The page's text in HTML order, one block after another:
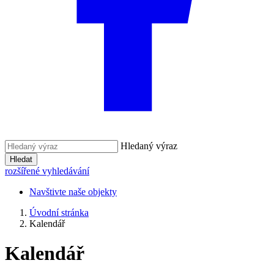
Hledaný výraz
Hledat
rozšířené vyhledávání
Navštivte naše objekty
Úvodní stránka
Kalendář
Kalendář